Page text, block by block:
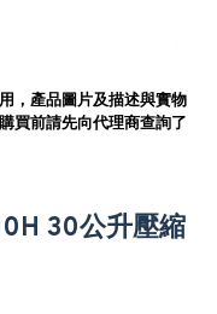
，產品圖片及描述與實物
買前請先向代理商查詢了
30公升壓縮